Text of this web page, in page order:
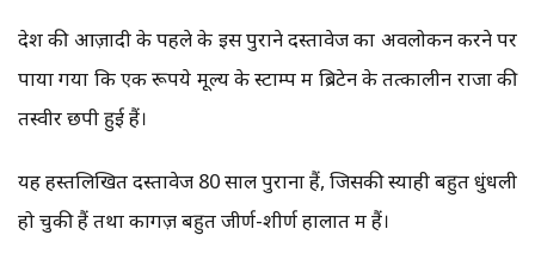
देश की आज़ादी के पहले के इस पुराने दस्तावेज का अवलोकन करने पर
पाया गया कि एक रूपये मूल्य के स्टाम्प में ब्रिटेन के तत्कालीन राजा की
तस्वीर छपी हुई हैं।
यह हस्तलिखित दस्तावेज 80 साल पुराना हैं, जिसकी स्याही बहुत धुंधली
हो चुकी हैं तथा कागज़ बहुत जीर्ण-शीर्ण हालात में हैं।